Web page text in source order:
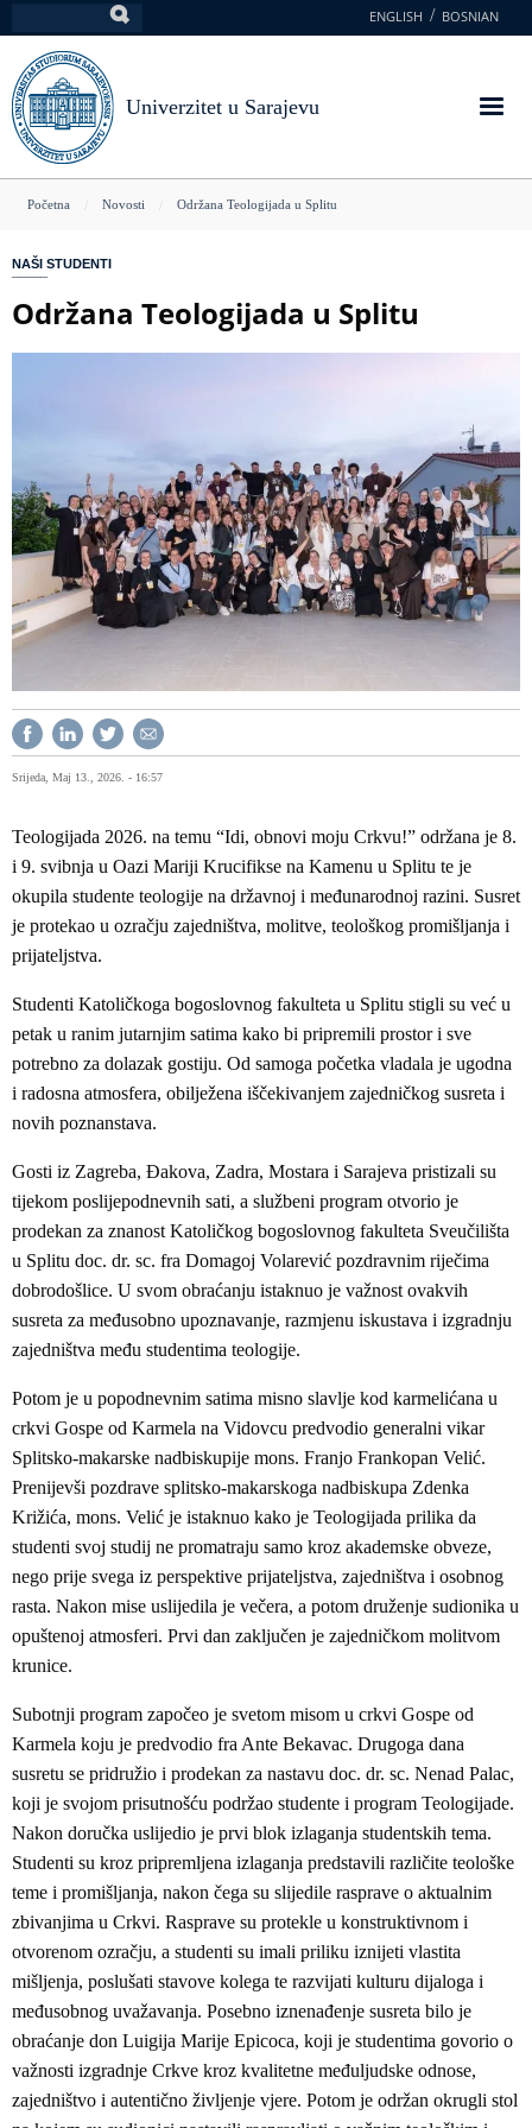
na
glavni
sadržaj
ENGLISH BOSNIAN
Univerzitet u Sarajevu
You
here
Početna Novosti Održana Teologijada u Splitu
NAŠI STUDENTI
Održana Teologijada u Splitu
Srijeda, Maj 13., 2026. - 16:57
Teologijada 2026. na temu “Idi, obnovi moju Crkvu!” održana je 8.
i 9. svibnja u Oazi Mariji Krucifikse na Kamenu u Splitu te je
okupila studente teologije na državnoj i međunarodnoj razini. Susret
je protekao u ozračju zajedništva, molitve, teološkog promišljanja i
prijateljstva.
Studenti Katoličkoga bogoslovnog fakulteta u Splitu stigli su već u
petak u ranim jutarnjim satima kako bi pripremili prostor i sve
potrebno za dolazak gostiju. Od samoga početka vladala je ugodna
i radosna atmosfera, obilježena iščekivanjem zajedničkog susreta i
novih poznanstava.
Gosti iz Zagreba, Đakova, Zadra, Mostara i Sarajeva pristizali su
tijekom poslijepodnevnih sati, a službeni program otvorio je
prodekan za znanost Katoličkog bogoslovnog fakulteta Sveučilišta
u Splitu doc. dr. sc. fra Domagoj Volarević pozdravnim riječima
dobrodošlice. U svom obraćanju istaknuo je važnost ovakvih
susreta za međusobno upoznavanje, razmjenu iskustava i izgradnju
zajedništva među studentima teologije.
Potom je u popodnevnim satima misno slavlje kod karmelićana u
crkvi Gospe od Karmela na Vidovcu predvodio generalni vikar
Splitsko-makarske nadbiskupije mons. Franjo Frankopan Velić.
Prenijevši pozdrave splitsko-makarskoga nadbiskupa Zdenka
Križića, mons. Velić je istaknuo kako je Teologijada prilika da
studenti svoj studij ne promatraju samo kroz akademske obveze,
nego prije svega iz perspektive prijateljstva, zajedništva i osobnog
rasta. Nakon mise uslijedila je večera, a potom druženje sudionika u
opuštenoj atmosferi. Prvi dan zaključen je zajedničkom molitvom
krunice.
Subotnji program započeo je svetom misom u crkvi Gospe od
Karmela koju je predvodio fra Ante Bekavac. Drugoga dana
susretu se pridružio i prodekan za nastavu doc. dr. sc. Nenad Palac,
koji je svojom prisutnošću podržao studente i program Teologijade.
Nakon doručka uslijedio je prvi blok izlaganja studentskih tema.
Studenti su kroz pripremljena izlaganja predstavili različite teološke
teme i promišljanja, nakon čega su slijedile rasprave o aktualnim
zbivanjima u Crkvi. Rasprave su protekle u konstruktivnom i
otvorenom ozračju, a studenti su imali priliku iznijeti vlastita
mišljenja, poslušati stavove kolega te razvijati kulturu dijaloga i
međusobnog uvažavanja. Posebno iznenađenje susreta bilo je
obraćanje don Luigija Marije Epicoca, koji je studentima govorio o
važnosti izgradnje Crkve kroz kvalitetne međuljudske odnose,
zajedništvo i autentično življenje vjere. Potom je održan okrugli stol